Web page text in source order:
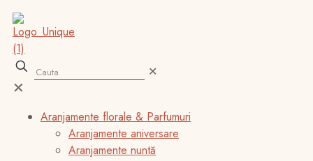
✕
✕
Aranjamente florale & Parfumuri
Aranjamente aniversare
Aranjamente nuntă